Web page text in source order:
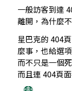
一般訪客到達
離開，為什麼
星巴克的 404
麼事，也給選
而不只是一個
而且連 404頁